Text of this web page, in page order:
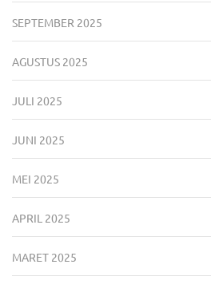
SEPTEMBER 2025
AGUSTUS 2025
JULI 2025
JUNI 2025
MEI 2025
APRIL 2025
MARET 2025